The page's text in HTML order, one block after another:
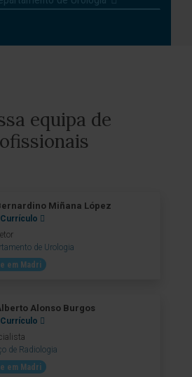
equipa de
Miñana López
de Urologia
em Madri
Alonso Burgos
de Radiologia
em Madri